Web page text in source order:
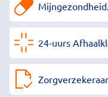
24-uurs